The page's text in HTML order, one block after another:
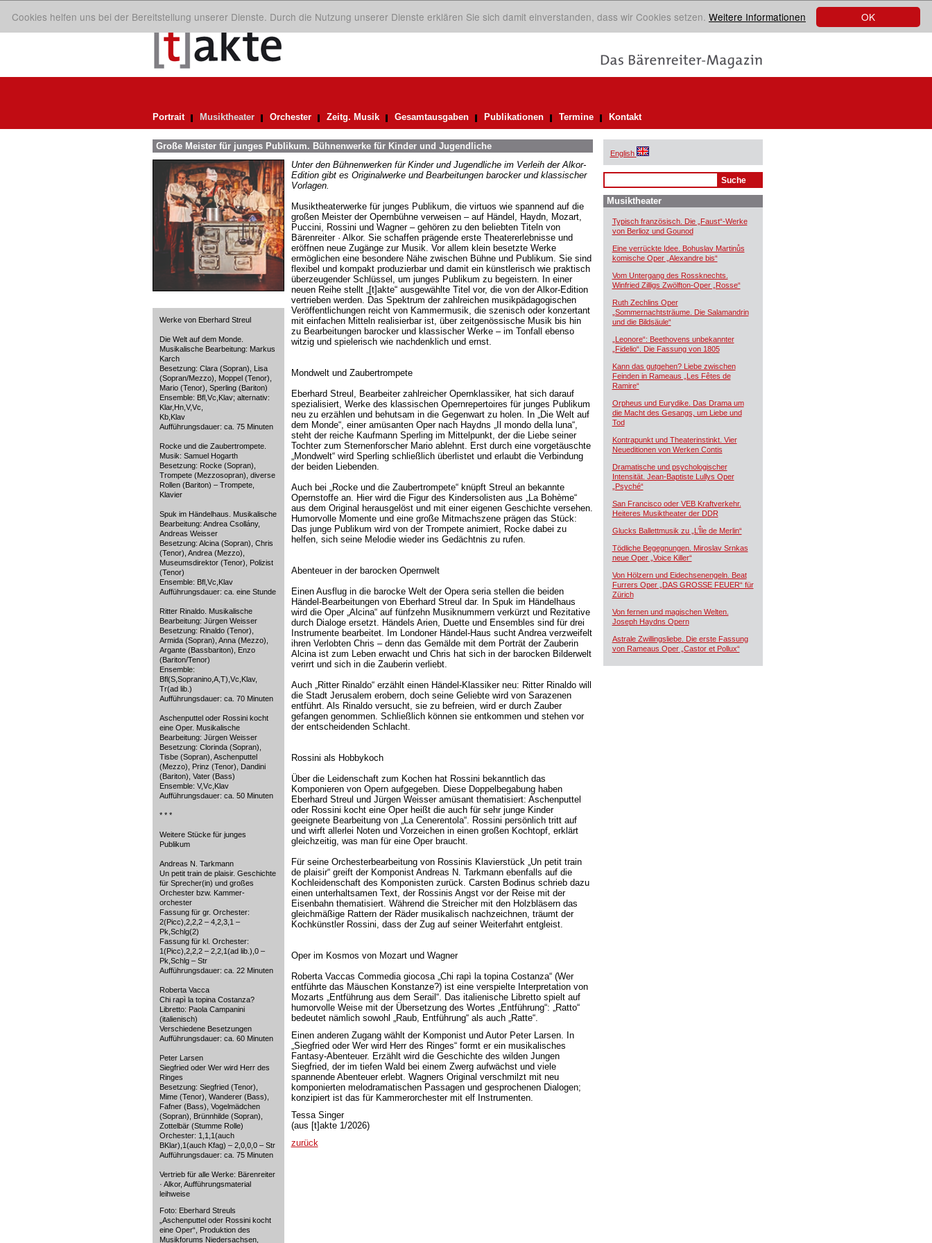
OK
Cookies helfen uns bei der Bereitstellung unserer Dienste. Durch die Nutzung unserer Dienste erklären Sie sich damit einverstanden, dass wir Cookies setzen. Weitere Informationen
Portrait Musiktheater Orchester Zeitg. Musik Gesamtausgaben Publikationen Termine Kontakt
Große Meister für junges Publikum. Bühnenwerke für Kinder und Jugendliche
Werke von Eberhard Streul
Die Welt auf dem Monde.
Musikalische Bearbeitung: Markus
Karch
Besetzung: Clara (Sopran), Lisa
(Sopran/Mezzo), Moppel (Tenor),
Mario (Tenor), Sperling (Bariton)
Ensemble: Bfl,Vc,Klav; alternativ:
Klar,Hn,V,Vc,
Kb,Klav
Aufführungsdauer: ca. 75 Minuten
Rocke und die Zaubertrompete.
Musik: Samuel Hogarth
Besetzung: Rocke (Sopran),
Trompete (Mezzosopran), diverse
Rollen (Bariton) – Trompete,
Klavier
Spuk im Händelhaus. Musikalische
Bearbeitung: Andrea Csollány,
Andreas Weisser
Besetzung: Alcina (Sopran), Chris
(Tenor), Andrea (Mezzo),
Museumsdirektor (Tenor), Polizist
(Tenor)
Ensemble: Bfl,Vc,Klav
Aufführungsdauer: ca. eine Stunde
Ritter Rinaldo. Musikalische
Bearbeitung: Jürgen Weisser
Besetzung: Rinaldo (Tenor),
Armida (Sopran), Anna (Mezzo),
Argante (Bassbariton), Enzo
(Bariton/Tenor)
Ensemble:
Bfl(S,Sopranino,A,T),Vc,Klav,
Tr(ad lib.)
Aufführungsdauer: ca. 70 Minuten
Aschenputtel oder Rossini kocht
eine Oper. Musikalische
Bearbeitung: Jürgen Weisser
Besetzung: Clorinda (Sopran),
Tisbe (Sopran), Aschenputtel
(Mezzo), Prinz (Tenor), Dandini
(Bariton), Vater (Bass)
Ensemble: V,Vc,Klav
Aufführungsdauer: ca. 50 Minuten
* * *
Weitere Stücke für junges
Publikum
Andreas N. Tarkmann
Un petit train de plaisir. Geschichte
für Sprecher(in) und großes
Orchester bzw. Kammer-
orchester
Fassung für gr. Orchester:
2(Picc),2,2,2 – 4,2,3,1 –
Pk,Schlg(2)
Fassung für kl. Orchester:
1(Picc),2,2,2 – 2,2,1(ad lib.),0 –
Pk,Schlg – Str
Aufführungsdauer: ca. 22 Minuten
Roberta Vacca
Chi rapì la topina Costanza?
Libretto: Paola Campanini
(italienisch)
Verschiedene Besetzungen
Aufführungsdauer: ca. 60 Minuten
Peter Larsen
Siegfried oder Wer wird Herr des
Ringes
Besetzung: Siegfried (Tenor),
Mime (Tenor), Wanderer (Bass),
Fafner (Bass), Vogelmädchen
(Sopran), Brünnhilde (Sopran),
Zottelbär (Stumme Rolle)
Orchester: 1,1,1(auch
BKlar),1(auch Kfag) – 2,0,0,0 – Str
Aufführungsdauer: ca. 75 Minuten
Vertrieb für alle Werke: Bärenreiter
· Alkor, Aufführungsmaterial
leihweise
Foto: Eberhard Streuls
„Aschenputtel oder Rossini kocht
eine Oper“, Produktion des
Musikforums Niedersachsen,
Unter den Bühnenwerken für Kinder und Jugendliche im Verleih der Alkor-
Edition gibt es Originalwerke und Bearbeitungen barocker und klassischer
Vorlagen.
Musiktheaterwerke für junges Publikum, die virtuos wie spannend auf die
großen Meister der Opernbühne verweisen – auf Händel, Haydn, Mozart,
Puccini, Rossini und Wagner – gehören zu den beliebten Titeln von
Bärenreiter · Alkor. Sie schaffen prägende erste Theatererlebnisse und
eröffnen neue Zugänge zur Musik. Vor allem klein besetzte Werke
ermöglichen eine besondere Nähe zwischen Bühne und Publikum. Sie sind
flexibel und kompakt produzierbar und damit ein künstlerisch wie praktisch
überzeugender Schlüssel, um junges Publikum zu begeistern. In einer
neuen Reihe stellt „[t]akte“ ausgewählte Titel vor, die von der Alkor-Edition
vertrieben werden. Das Spektrum der zahlreichen musikpädagogischen
Veröffentlichungen reicht von Kammermusik, die szenisch oder konzertant
mit einfachen Mitteln realisierbar ist, über zeitgenössische Musik bis hin
zu Bearbeitungen barocker und klassischer Werke – im Tonfall ebenso
witzig und spielerisch wie nachdenklich und ernst.
Mondwelt und Zaubertrompete
Eberhard Streul, Bearbeiter zahlreicher Opernklassiker, hat sich darauf
spezialisiert, Werke des klassischen Opernrepertoires für junges Publikum
neu zu erzählen und behutsam in die Gegenwart zu holen. In „Die Welt auf
dem Monde“, einer amüsanten Oper nach Haydns „Il mondo della luna“,
steht der reiche Kaufmann Sperling im Mittelpunkt, der die Liebe seiner
Tochter zum Sternenforscher Mario ablehnt. Erst durch eine vorgetäuschte
„Mondwelt“ wird Sperling schließlich überlistet und erlaubt die Verbindung
der beiden Liebenden.
Auch bei „Rocke und die Zaubertrompete“ knüpft Streul an bekannte
Opernstoffe an. Hier wird die Figur des Kindersolisten aus „La Bohème“
aus dem Original herausgelöst und mit einer eigenen Geschichte versehen.
Humorvolle Momente und eine große Mitmachszene prägen das Stück:
Das junge Publikum wird von der Trompete animiert, Rocke dabei zu
helfen, sich seine Melodie wieder ins Gedächtnis zu rufen.
Abenteuer in der barocken Opernwelt
Einen Ausflug in die barocke Welt der Opera seria stellen die beiden
Händel-Bearbeitungen von Eberhard Streul dar. In Spuk im Händelhaus
wird die Oper „Alcina“ auf fünfzehn Musiknummern verkürzt und Rezitative
durch Dialoge ersetzt. Händels Arien, Duette und Ensembles sind für drei
Instrumente bearbeitet. Im Londoner Händel-Haus sucht Andrea verzweifelt
ihren Verlobten Chris – denn das Gemälde mit dem Porträt der Zauberin
Alcina ist zum Leben erwacht und Chris hat sich in der barocken Bilderwelt
verirrt und sich in die Zauberin verliebt.
Auch „Ritter Rinaldo“ erzählt einen Händel-Klassiker neu: Ritter Rinaldo will
die Stadt Jerusalem erobern, doch seine Geliebte wird von Sarazenen
entführt. Als Rinaldo versucht, sie zu befreien, wird er durch Zauber
gefangen genommen. Schließlich können sie entkommen und stehen vor
der entscheidenden Schlacht.
Rossini als Hobbykoch
Über die Leidenschaft zum Kochen hat Rossini bekanntlich das
Komponieren von Opern aufgegeben. Diese Doppelbegabung haben
Eberhard Streul und Jürgen Weisser amüsant thematisiert: Aschenputtel
oder Rossini kocht eine Oper heißt die auch für sehr junge Kinder
geeignete Bearbeitung von „La Cenerentola“. Rossini persönlich tritt auf
und wirft allerlei Noten und Vorzeichen in einen großen Kochtopf, erklärt
gleichzeitig, was man für eine Oper braucht.
Für seine Orchesterbearbeitung von Rossinis Klavierstück „Un petit train
de plaisir“ greift der Komponist Andreas N. Tarkmann ebenfalls auf die
Kochleidenschaft des Komponisten zurück. Carsten Bodinus schrieb dazu
einen unterhaltsamen Text, der Rossinis Angst vor der Reise mit der
Eisenbahn thematisiert. Während die Streicher mit den Holzbläsern das
gleichmäßige Rattern der Räder musikalisch nachzeichnen, träumt der
Kochkünstler Rossini, dass der Zug auf seiner Weiterfahrt entgleist.
Oper im Kosmos von Mozart und Wagner
Roberta Vaccas Commedia giocosa „Chi rapì la topina Costanza“ (Wer
entführte das Mäuschen Konstanze?) ist eine verspielte Interpretation von
Mozarts „Entführung aus dem Serail“. Das italienische Libretto spielt auf
humorvolle Weise mit der Übersetzung des Wortes „Entführung“: „Ratto“
bedeutet nämlich sowohl „Raub, Entführung“ als auch „Ratte“.
Einen anderen Zugang wählt der Komponist und Autor Peter Larsen. In
„Siegfried oder Wer wird Herr des Ringes“ formt er ein musikalisches
Fantasy-Abenteuer. Erzählt wird die Geschichte des wilden Jungen
Siegfried, der im tiefen Wald bei einem Zwerg aufwächst und viele
spannende Abenteuer erlebt. Wagners Original verschmilzt mit neu
komponierten melodramatischen Passagen und gesprochenen Dialogen;
konzipiert ist das für Kammerorchester mit elf Instrumenten.
Tessa Singer
(aus [t]akte 1/2026)
zurück
English
Musiktheater
Typisch französisch. Die „Faust“-Werke
von Berlioz und Gounod
Eine verrückte Idee. Bohuslav Martinůs
komische Oper „Alexandre bis“
Vom Untergang des Rossknechts.
Winfried Zilligs Zwölfton-Oper „Rosse“
Ruth Zechlins Oper
„Sommernachtsträume. Die Salamandrin
und die Bildsäule“
„Leonore“: Beethovens unbekannter
„Fidelio“. Die Fassung von 1805
Kann das gutgehen? Liebe zwischen
Feinden in Rameaus „Les Fêtes de
Ramire“
Orpheus und Eurydike. Das Drama um
die Macht des Gesangs, um Liebe und
Tod
Kontrapunkt und Theaterinstinkt. Vier
Neueditionen von Werken Contis
Dramatische und psychologischer
Intensität. Jean-Baptiste Lullys Oper
„Psyché“
San Francisco oder VEB Kraftverkehr.
Heiteres Musiktheater der DDR
Glucks Ballettmusik zu „L’Île de Merlin“
Tödliche Begegnungen. Miroslav Srnkas
neue Oper „Voice Killer“
Von Hölzern und Eidechsenengeln. Beat
Furrers Oper „DAS GROSSE FEUER“ für
Zürich
Von fernen und magischen Welten.
Joseph Haydns Opern
Astrale Zwillingsliebe. Die erste Fassung
von Rameaus Oper „Castor et Pollux“